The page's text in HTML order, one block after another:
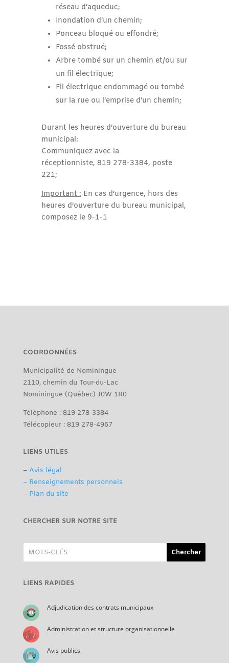
réseau d’aqueduc;
Inondation d’un chemin;
Ponceau bloqué ou effondré;
Fossé obstrué;
Arbre tombé sur un chemin et/ou sur
un fil électrique;
Fil électrique endommagé ou tombé
sur la rue ou l’emprise d’un chemin;
Durant les heures d’ouverture du bureau
municipal:
Communiquez avec la
réceptionniste, 819 278-3384, poste
221;
Important :En cas d’urgence, hors des
heures d’ouverture du bureau municipal,
composez le 9-1-1
COORDONNÉES
Municipalité de Nominingue
2110, chemin du Tour-du-Lac
Nominingue (Québec) J0W 1R0
Téléphone : 819 278-3384
Télécopieur : 819 278-4967
LIENS UTILES
– Avis légal
– Renseignements personnels
– Plan du site
CHERCHER SUR NOTRE SITE
LIENS RAPIDES
Adjudication des contrats municipaux
Administration et structure organisationnelle
Avis publics